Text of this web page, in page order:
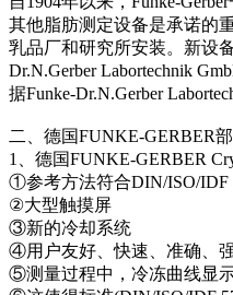
其他脂肪测定设备是承诺的
乳品厂和研究所安装。新设
Dr.N.Gerber Labortechnik
据Funke-Dr.N.Gerber
二、德国FUNKE-GERBER
1、德国FUNKE-GERBER
①参考方法符合DIN/ISO/IDF
②大型触摸屏
③新的冷却系统
④用户友好、快速、准确、
⑤测量过程中，冷冻曲线显